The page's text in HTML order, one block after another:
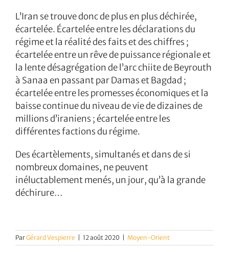
L’Iran se trouve donc de plus en plus déchirée,
écartelée. Écartelée entre les déclarations du
régime et la réalité des faits et des chiffres ;
écartelée entre un rêve de puissance régionale et
la lente désagrégation de l’arc chiite de Beyrouth
à Sanaa en passant par Damas et Bagdad ;
écartelée entre les promesses économiques et la
baisse continue du niveau de vie de dizaines de
millions d’iraniens ; écartelée entre les
différentes factions du régime.
Des écartèlements, simultanés et dans de si
nombreux domaines, ne peuvent
inéluctablement menés, un jour, qu’à la grande
déchirure…
ParGérard Vespierre | 12 août 2020 | Moyen-Orient